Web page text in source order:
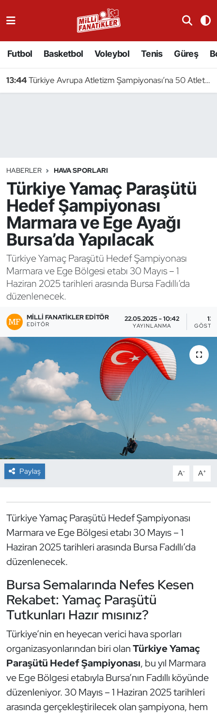
Futbol Basketbol Voleybol Tenis Güreş
13:44Türkiye Avrupa Atletizm Şampiyonası’na 50 Atletle Gidiyor
HABERLER HAVA SPORLARI
Türkiye Yamaç Paraşütü
Hedef Şampiyonası
Marmara ve Ege Ayağı
Bursa’da Yapılacak
Türkiye Yamaç Paraşütü Hedef Şampiyonası
Marmara ve Ege Bölgesi etabı 30 Mayıs – 1
Haziran 2025 tarihleri arasında Bursa Fadıllı’da
düzenlenecek.
MILLI FANATIKLER EDITÖR
EDITÖR
22.05.2025 - 10:42
YAYINLANMA
13
Paylaş A- A+
Türkiye Yamaç Paraşütü Hedef Şampiyonası
Marmara ve Ege Bölgesi etabı 30 Mayıs – 1
Haziran 2025 tarihleri arasında Bursa Fadıllı’da
düzenlenecek.
Bursa Semalarında Nefes Kesen
Rekabet: Yamaç Paraşütü
Tutkunları Hazır mısınız?
Türkiye’nin en heyecan verici hava sporları
organizasyonlarından biri olanTürkiye Yamaç
Paraşütü Hedef Şampiyonası, bu yıl Marmara
ve Ege Bölgesi etabıyla Bursa’nın Fadıllı köyünde
düzenleniyor. 30 Mayıs – 1 Haziran 2025 tarihleri
arasında gerçekleştirilecek olan şampiyona, hem
Badminton
Binicilik
Bisiklet
Bocce Bowling Dart
Boks
Briç
Çim Hokeyi
Cimnastik
Curling
Dağcılık
Dans Sporları
Dövüş Sanatı
Eskrim
Futbol
Futsal
Genel
Golf
Güreş
Halter
Hava Sporları